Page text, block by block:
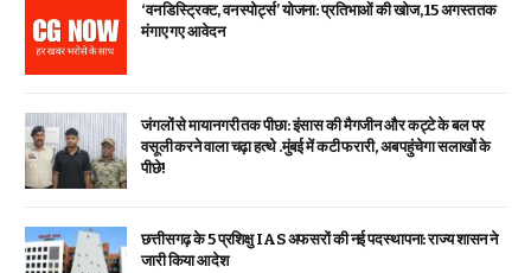
‘वन डिस्ट्रिक्ट, वन स्पोर्ट्स’ योजना: प्रतिभाओं की खोज, 15 अगस्त तक
मंगाए गए आवेदन
जंगलों से मायानगरी तक पीछा: इंसास की मैगजीन और कट्टे के बल पर
वसूली करने वाला चढ़ा हत्थे .मुंबई में कटी फरारी, अब पहुंचेगा सलाखों के
पीछे!
छत्तीसगढ़ के 5 प्रशिक्षु IAS अफसरों की नई पदस्थापना: राज्य शासन ने
जारी किया आदेश